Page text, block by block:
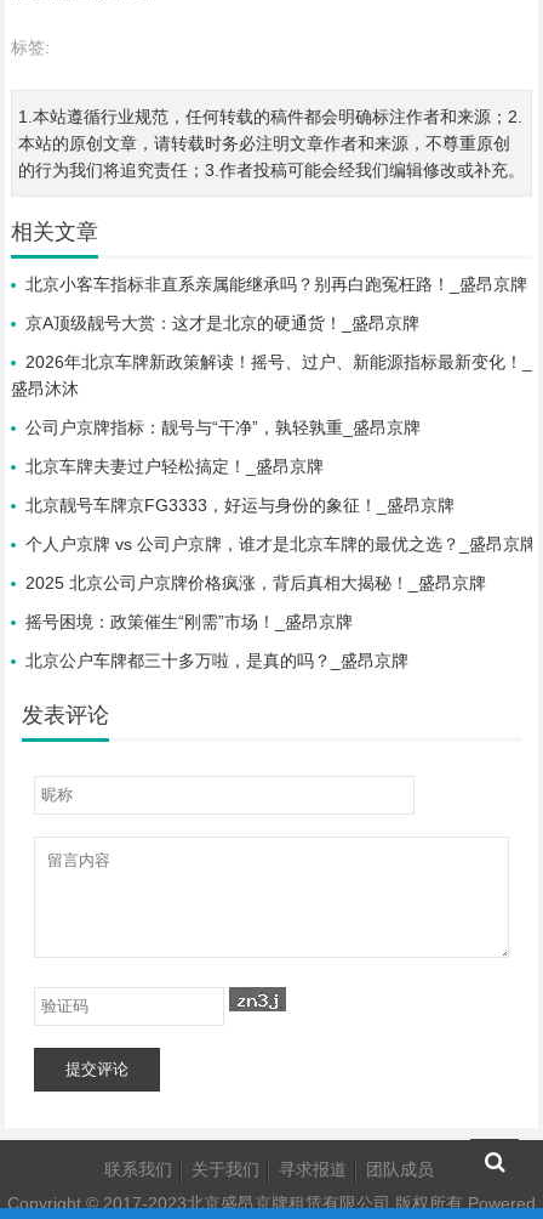
标签:
1.本站遵循行业规范，任何转载的稿件都会明确标注作者和来源；2.
本站的原创文章，请转载时务必注明文章作者和来源，不尊重原创
的行为我们将追究责任；3.作者投稿可能会经我们编辑修改或补充。
相关文章
北京小客车指标非直系亲属能继承吗？别再白跑冤枉路！_盛昂京牌
京A顶级靓号大赏：这才是北京的硬通货！_盛昂京牌
2026年北京车牌新政策解读！摇号、过户、新能源指标最新变化！_
盛昂沐沐
公司户京牌指标：靓号与“干净”，孰轻孰重_盛昂京牌
北京车牌夫妻过户轻松搞定！_盛昂京牌
北京靓号车牌京FG3333，好运与身份的象征！_盛昂京牌
个人户京牌 vs 公司户京牌，谁才是北京车牌的最优之选？_盛昂京牌
2025 北京公司户京牌价格疯涨，背后真相大揭秘！_盛昂京牌
摇号困境：政策催生“刚需”市场！_盛昂京牌
北京公户车牌都三十多万啦，是真的吗？_盛昂京牌
发表评论
提交评论
联系我们 关于我们 寻求报道
团队成员
Copyright © 2017-2023北京盛昂京牌租赁有限公司 版权所有 Powered